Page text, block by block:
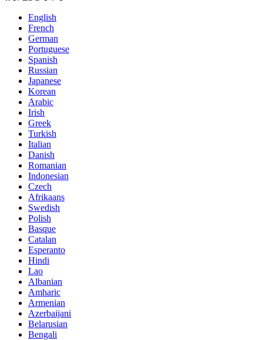
English
French
German
Portuguese
Spanish
Russian
Japanese
Korean
Arabic
Irish
Greek
Turkish
Italian
Danish
Romanian
Indonesian
Czech
Afrikaans
Swedish
Polish
Basque
Catalan
Esperanto
Hindi
Lao
Albanian
Amharic
Armenian
Azerbaijani
Belarusian
Bengali